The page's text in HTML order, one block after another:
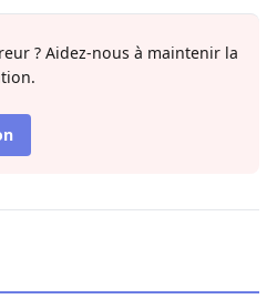
? Aidez-nous à maintenir la